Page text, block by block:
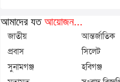
আমাদের যত আয়োজন...
জাতীয় আন্তর্জাতিক
প্রবাস
সিলেট
সুনামগঞ্জ
হবিগঞ্জ